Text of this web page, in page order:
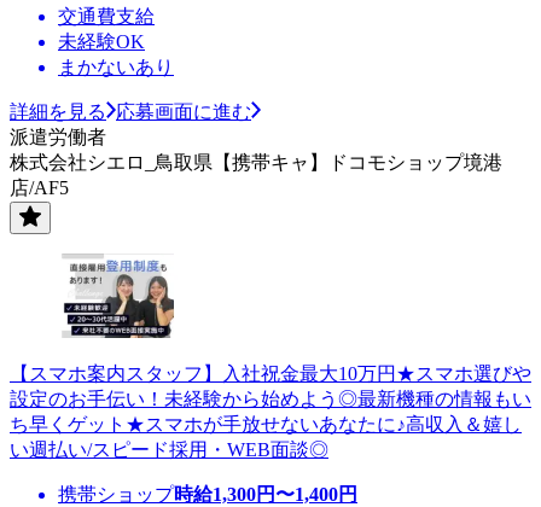
交通費支給
未経験OK
まかないあり
詳細を見る
応募画面に進む
派遣労働者
株式会社シエロ_鳥取県【携帯キャ】ドコモショップ境港
店/AF5
【スマホ案内スタッフ】入社祝金最大10万円★スマホ選びや
設定のお手伝い！未経験から始めよう◎最新機種の情報もい
ち早くゲット★スマホが手放せないあなたに♪高収入＆嬉し
い週払い/スピード採用・WEB面談◎
携帯ショップ時給1,300円〜1,400円